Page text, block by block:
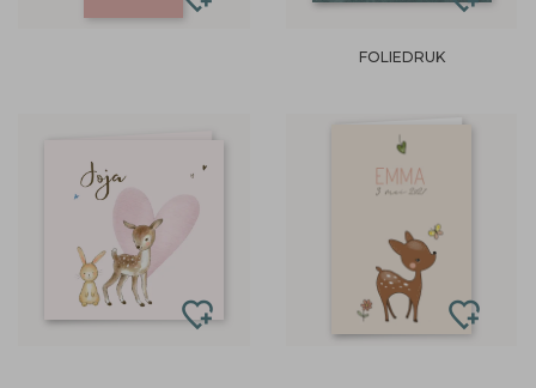
FOLIEDRUK